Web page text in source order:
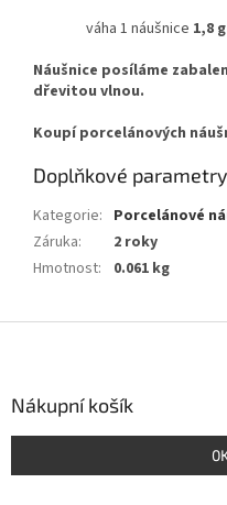
váha 1 náušnice 1,8 g
Náušnice posíláme
dřevitou vlnou.
Koupí porcelánových
Doplňkové parametry
Kategorie: Porcelánové
Záruka:
2 roky
Hmotnost: 0.061 kg
Nákupní košík
0